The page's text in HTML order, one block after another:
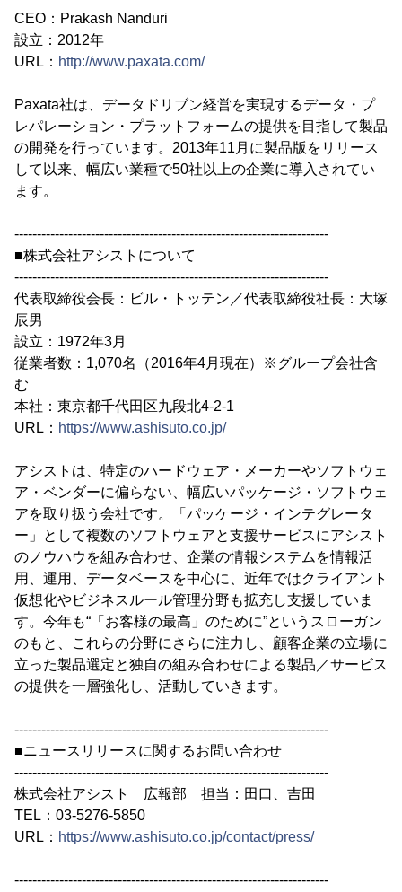
CEO：Prakash Nanduri
設立：2012年
URL： http://www.paxata.com/
Paxata社は、データドリブン経営を実現するデータ・プ
レパレーション・プラットフォームの提供を目指して製品
の開発を行っています。2013年11月に製品版をリリース
して以来、幅広い業種で50社以上の企業に導入されてい
ます。
----------------------------------------------------------------------
■株式会社アシストについて
----------------------------------------------------------------------
代表取締役会長：ビル・トッテン／代表取締役社長：大塚
辰男
設立：1972年3月
従業者数：1,070名（2016年4月現在）※グループ会社含
む
本社：東京都千代田区九段北4-2-1
URL： https://www.ashisuto.co.jp/
アシストは、特定のハードウェア・メーカーやソフトウェ
ア・ベンダーに偏らない、幅広いパッケージ・ソフトウェ
アを取り扱う会社です。「パッケージ・インテグレータ
ー」として複数のソフトウェアと支援サービスにアシスト
のノウハウを組み合わせ、企業の情報システムを情報活
用、運用、データベースを中心に、近年ではクライアント
仮想化やビジネスルール管理分野も拡充し支援していま
す。今年も“「お客様の最高」のために”というスローガン
のもと、これらの分野にさらに注力し、顧客企業の立場に
立った製品選定と独自の組み合わせによる製品／サービス
の提供を一層強化し、活動していきます。
----------------------------------------------------------------------
■ニュースリリースに関するお問い合わせ
----------------------------------------------------------------------
株式会社アシスト 広報部 担当：田口、吉田
TEL：03-5276-5850
URL： https://www.ashisuto.co.jp/contact/press/
----------------------------------------------------------------------